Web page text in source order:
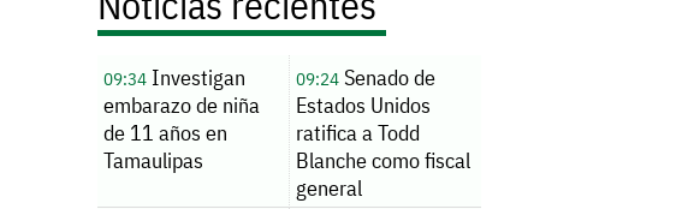
09:34 Investigan
embarazo de niña
de 11 años en
Tamaulipas
09:24Senado de
Estados Unidos
ratifica a Todd
Blanche como fiscal
general